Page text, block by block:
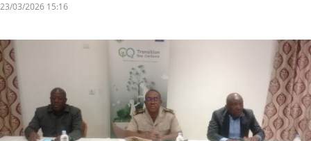
23/03/2026 15:16